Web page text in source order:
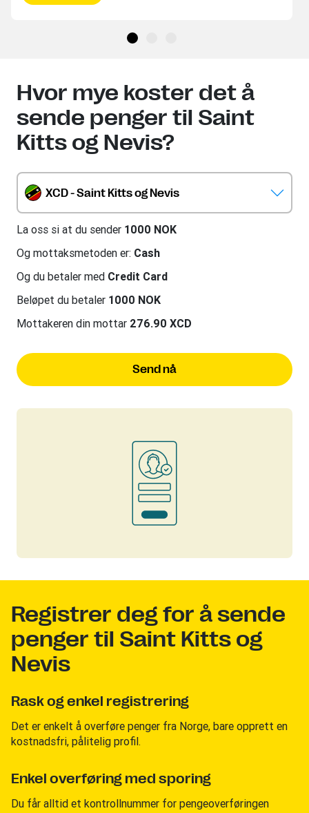
Hvor mye koster det å
sende penger til Saint
Kitts og Nevis?
XCD - Saint Kitts og Nevis
La oss si at du sender 1000 NOK
Og mottaksmetoden er: Cash
Og du betaler med Credit Card
Beløpet du betaler 1000 NOK
Mottakeren din mottar 276.90 XCD
Send nå
Registrer deg for å sende
penger til Saint Kitts og
Nevis
Rask og enkel registrering
Det er enkelt å overføre penger fra Norge, bare opprett en
kostnadsfri, pålitelig profil.
Enkel overføring med sporing
Du får alltid et kontrollnummer for pengeoverføringen